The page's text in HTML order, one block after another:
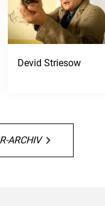
Devid Striesow
ARCHIV